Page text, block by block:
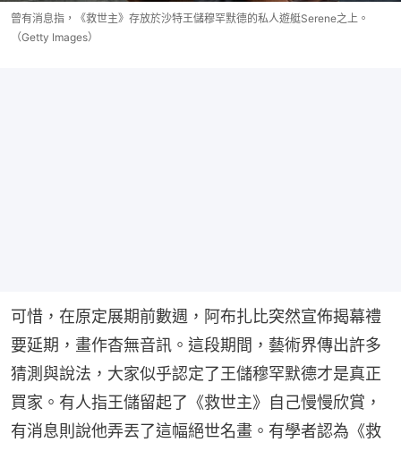
曾有消息指，《救世主》存放於沙特王儲穆罕默德的私人遊艇Serene之上。
（Getty Images）
可惜，在原定展期前數週，阿布扎比突然宣佈揭幕禮
要延期，畫作杳無音訊。這段期間，藝術界傳出許多
猜測與說法，大家似乎認定了王儲穆罕默德才是真正
買家。有人指王儲留起了《救世主》自己慢慢欣賞，
有消息則說他弄丟了這幅絕世名畫。有學者認為《救